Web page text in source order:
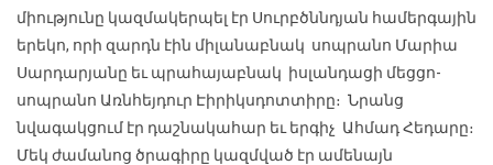
միությունը կազմակերպել էր Սուրբծննդյան համերգային
երեկո, որի զարդն էին միլանաբնակ սոպրանո Մարիա
Սարդարյանը եւ պրահայաբնակ իսլանդացի մեցցո-
սոպրանո Առնհեյդուր Էիրիկսդոտտիրը։ Նրանց
նվագակցում էր դաշնակահար եւ երգիչ Ահմադ Հեդարը։
Մեկ ժամանոց ծրագիրը կազմված էր ամենայն